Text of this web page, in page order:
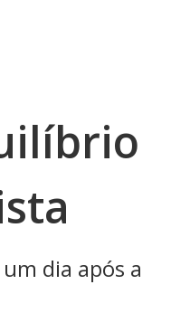
dia após a